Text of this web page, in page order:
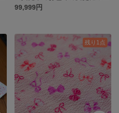
99,999円
残り1点